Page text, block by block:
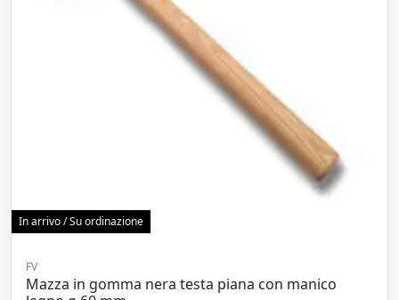
In arrivo / Su ordinazione
FV
Mazza in gomma nera testa piana con manico